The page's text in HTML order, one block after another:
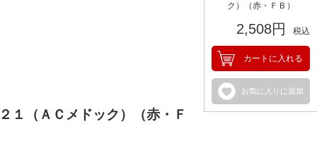
ク）（赤・ＦＢ）
2,508円 税込
カートに入れる
お気に入りに追加
１（ＡＣメドック）（赤・Ｆ